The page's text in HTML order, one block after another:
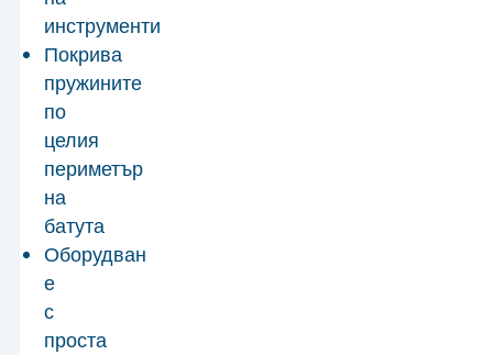
инструменти
Покрива
пружините
по
целия
периметър
на
батута
Оборудван
е
с
проста